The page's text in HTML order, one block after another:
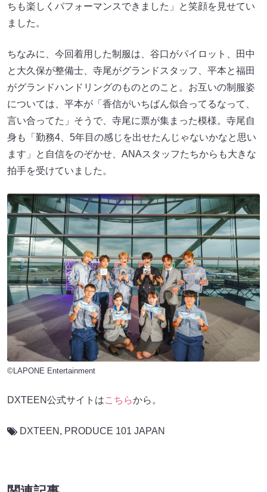
ちも楽しくパフォーマンスできました」と笑顔を見せてい
ました。
ちなみに、今回着用した制服は、谷口がパイロット、田中
と大久保が整備士、寺尾がグランドスタッフ、平本と福田
がグランドハンドリングのものとのこと。お互いの制服姿
については、平本が「香信がいちばん似合ってるなって、
言い合ってた」そうで、寺尾に票が集まった模様。寺尾自
身も「勤務4、5年目の感じを出せたんじゃないかなと思い
ます」と自信をのぞかせ、ANAスタッフたちからも大きな
拍手を受けていました。
©LAPONE Entertainment
DXTEEN公式サイトはこちらから。
DXTEEN , PRODUCE 101 JAPAN